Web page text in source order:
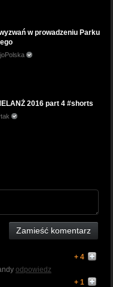
w prowadzeniu Parku
2016 part 4 #shorts
Zamieść komentarz
+ 4
odpowiedz
+ 1